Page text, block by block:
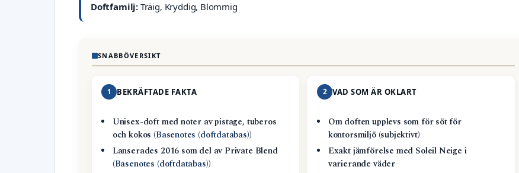
Doftfamilj: Träig, Kryddig, Blommig
SNABBÖVERSIKT
1 BEKRÄFTADE FAKTA
Unisex-doft med noter av pistage, tuberos
och kokos (Basenotes (doftdatabas))
Lanserades 2016 som del av Private Blend
(Basenotes (doftdatabas))
2 VAD SOM ÄR OKLART
Om doften upplevs som för söt för
kontorsmiljö (subjektivt)
Exakt jämförelse med Soleil Neige i
varierande väder